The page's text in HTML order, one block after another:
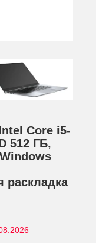
Core i5-
512 ГБ,
раскладка